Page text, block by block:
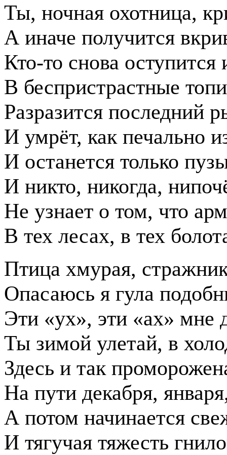
Ты, ночная охотница,
А иначе получится
Кто-то снова оступится
В беспристрастные
Разразится последний
И умрёт, как печально
И останется только
И никто, никогда,
Не узнает о том, что
В тех лесах, в тех
Птица хмурая,
Опасаюсь я гула
Эти «ух», эти «ах» мне
Ты зимой улетай, в
Здесь и так
На пути декабря,
А потом начинается
И тягучая тяжесть